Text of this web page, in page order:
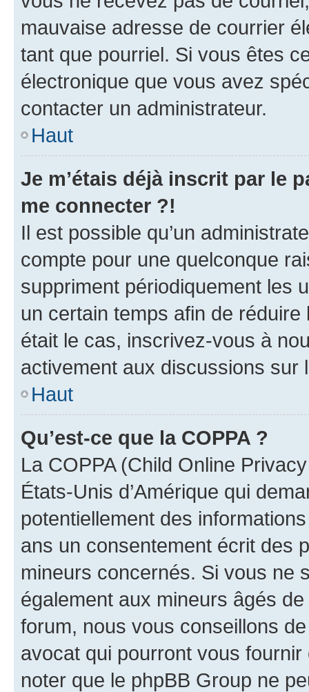
mauvaise adresse de courrier
tant que pourriel. Si vous êtes
électronique que vous avez
contacter un administrateur.
Haut
Je m’étais déjà inscrit par le
me connecter ?!
Il est possible qu’un
compte pour une quelconque
suppriment périodiquement les
un certain temps afin de
était le cas, inscrivez-vous à
activement aux discussions sur
Haut
Qu’est-ce que la COPPA ?
La COPPA (Child Online
États-Unis d’Amérique qui
potentiellement des
ans un consentement écrit des
mineurs concernés. Si vous ne
également aux mineurs âgés
forum, nous vous conseillons
avocat qui pourront vous
noter que le phpBB Group ne